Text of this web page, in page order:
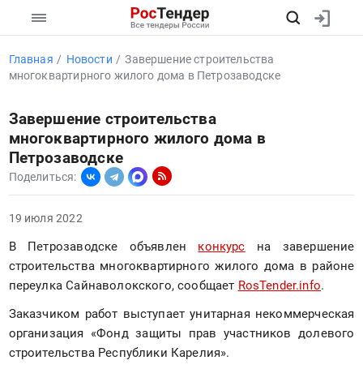
Главная Новости
Завершение строительства
многоквартирного жилого дома в Петрозаводске
Завершение строительства
многоквартирного жилого дома в
Петрозаводске
Поделиться:
19 июля 2022
В Петрозаводске объявлен конкурс на завершение
строительства многоквартирного жилого дома в районе
переулка Сайнаволокского, сообщает RosTender.info.
Заказчиком работ выступает унитарная некоммерческая
организация «Фонд защиты прав участников долевого
строительства Республики Карелия».